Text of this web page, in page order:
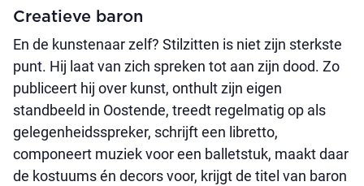
Creatieve baron
En de kunstenaar zelf? Stilzitten is niet zijn sterkste
punt. Hij laat van zich spreken tot aan zijn dood. Zo
publiceert hij over kunst, onthult zijn eigen
standbeeld in Oostende, treedt regelmatig op als
gelegenheidsspreker, schrijft een libretto,
componeert muziek voor een balletstuk, maakt daar
de kostuums én decors voor, krijgt de titel van baron